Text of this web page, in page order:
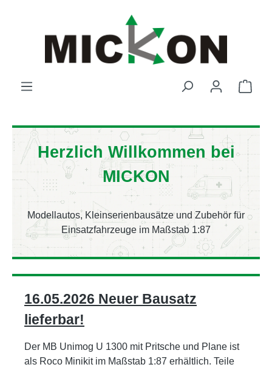
Herzlich Willkommen bei
MICKON
Modellautos, Kleinserienbausätze und Zubehör für
Einsatzfahrzeuge im Maßstab 1:87
16.05.2026 Neuer Bausatz
lieferbar!
Der MB Unimog U 1300 mit Pritsche und Plane ist
als Roco Minikit im Maßstab 1:87 erhältlich. Teile